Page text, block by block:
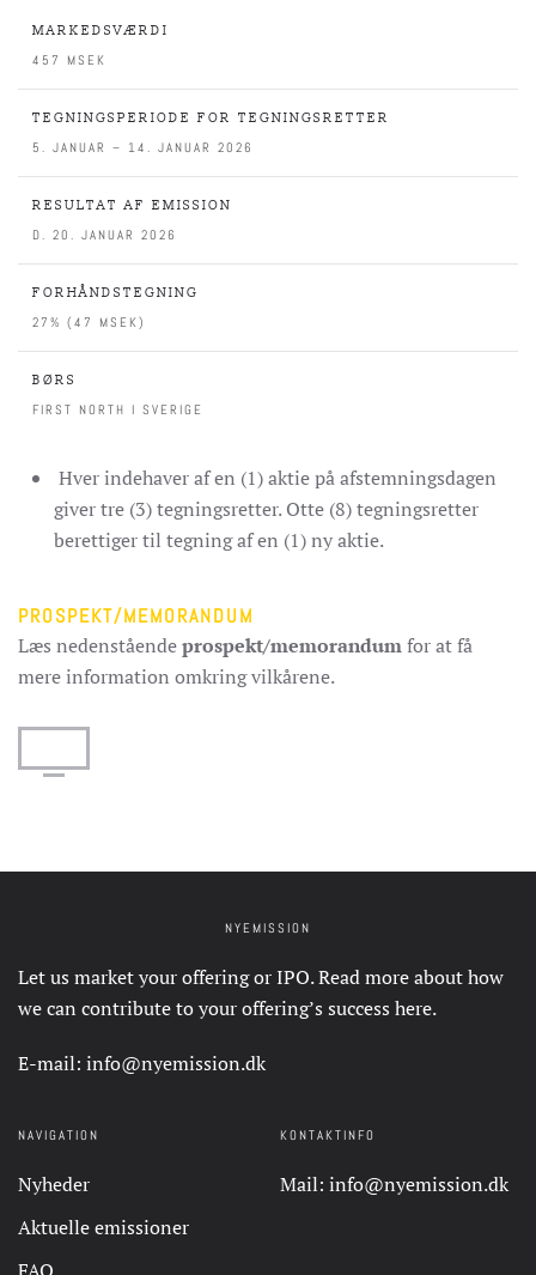
MARKEDSVÆRDI
457 MSEK
TEGNINGSPERIODE FOR TEGNINGSRETTER
5. JANUAR – 14. JANUAR 2026
RESULTAT AF EMISSION
D. 20. JANUAR 2026
FORHÅNDSTEGNING
27% (47 MSEK)
BØRS
FIRST NORTH I SVERIGE
Hver indehaver af en (1) aktie på afstemningsdagen
giver tre (3) tegningsretter. Otte (8) tegningsretter
berettiger til tegning af en (1) ny aktie.
PROSPEKT/MEMORANDUM
Læs nedenståendeprospekt/memorandumfor at få
mere information omkring vilkårene.
NYEMISSION
Let us market your offering or IPO. Read more about how
we can contribute to your offering’s success here.
E-mail: info@nyemission.dk
NAVIGATION
Nyheder
Aktuelle emissioner
KONTAKTINFO
Mail: info@nyemission.dk